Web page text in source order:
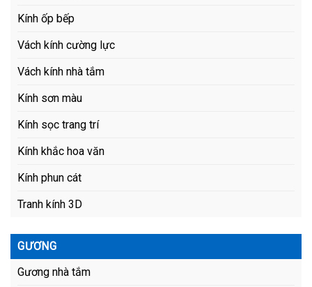
Kính ốp bếp
Vách kính cường lực
Vách kính nhà tắm
Kính sơn màu
Kính sọc trang trí
Kính khắc hoa văn
Kính phun cát
Tranh kính 3D
GƯƠNG
Gương nhà tắm